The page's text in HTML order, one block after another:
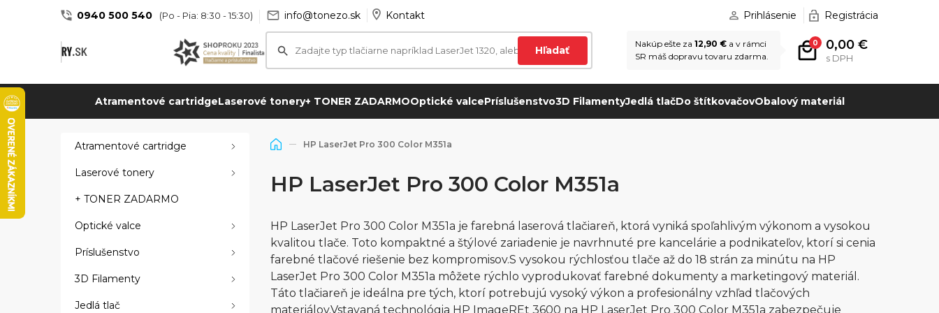
0940 500 540 (Po - Pia: 8:30 - 15:30) info@tonezo.sk Kontakt Prihlásenie Registrácia
Hľadať
0 0,00 €
s DPH
Nakúp ešte za 12,90 € a v rámci
SR máš dopravu tovaru zdarma.
Atramentové cartridgeLaserové tonery+ TONER ZADARMOOptické valcePríslušenstvo3D FilamentyJedlá tlačDo štítkovačovObalový materiál
Atramentové cartridge
Laserové tonery
+ TONER ZADARMO
Optické valce
Príslušenstvo
3D Filamenty
Jedlá tlač
HP LaserJet Pro 300 Color M351a
HP LaserJet Pro 300 Color M351a
HP LaserJet Pro 300 Color M351a je farebná laserová tlačiareň, ktorá vyniká spoľahlivým výkonom a vysokou
kvalitou tlače. Toto kompaktné a štýlové zariadenie je navrhnuté pre kancelárie a podnikateľov, ktorí si cenia
farebné tlačové riešenie bez kompromisov.S vysokou rýchlosťou tlače až do 18 strán za minútu na HP
LaserJet Pro 300 Color M351a môžete rýchlo vyprodukovať farebné dokumenty a marketingový materiál.
Táto tlačiareň je ideálna pre tých, ktorí potrebujú vysoký výkon a profesionálny vzhľad tlačových
materiálov.Vstavaná technológia HP ImageREt 3600 na HP LaserJet Pro 300 Color M351a zabezpečuje